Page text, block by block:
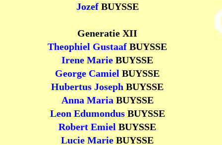
JozefBUYSSE
Generatie XII
Theophiel Gustaaf BUYSSE
Irene Marie BUYSSE
George Camiel BUYSSE
Hubertus Joseph BUYSSE
Anna Maria BUYSSE
Leon Edumondus BUYSSE
Robert Emiel BUYSSE
Lucie Marie BUYSSE